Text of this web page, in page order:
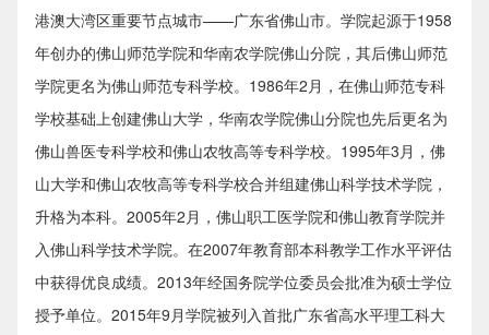
港澳大湾区重要节点城市——广东省佛山市。学院起源于1958
年创办的佛山师范学院和华南农学院佛山分院，其后佛山师范
学院更名为佛山师范专科学校。1986年2月，在佛山师范专科
学校基础上创建佛山大学，华南农学院佛山分院也先后更名为
佛山兽医专科学校和佛山农牧高等专科学校。1995年3月，佛
山大学和佛山农牧高等专科学校合并组建佛山科学技术学院，
升格为本科。2005年2月，佛山职工医学院和佛山教育学院并
入佛山科学技术学院。在2007年教育部本科教学工作水平评估
中获得优良成绩。2013年经国务院学位委员会批准为硕士学位
授予单位。2015年9月学院被列入首批广东省高水平理工科大